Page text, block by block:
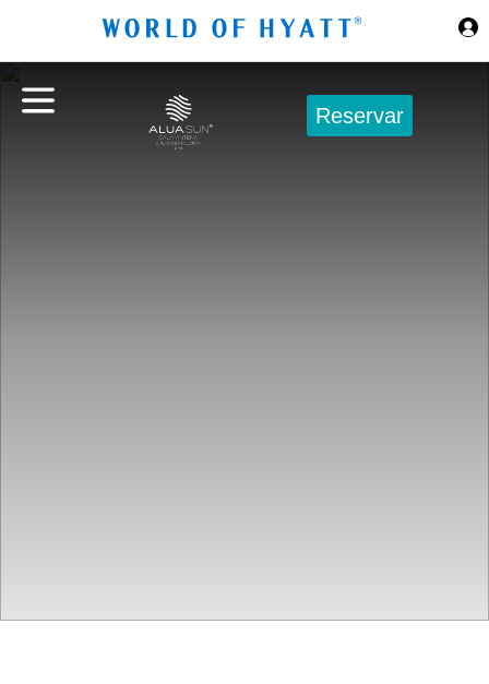
Reservar